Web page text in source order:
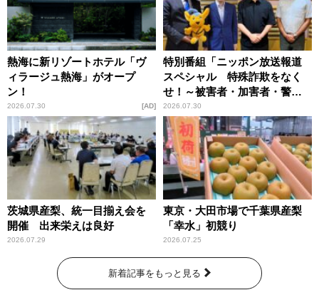
熱海に新リゾートホテル「ヴ
ィラージュ熱海」がオープ
ン！
2026.07.30 AD
特別番組「ニッポン放送報道
スペシャル 特殊詐欺をなく
せ！～被害者・加害者・警視
庁が語るトクリュウの実態
～」放送
2026.07.30
茨城県産梨、統一目揃え会を
開催 出来栄えは良好
2026.07.29
東京・大田市場で千葉県産梨
「幸水」初競り
2026.07.25
新着記事をもっと見る